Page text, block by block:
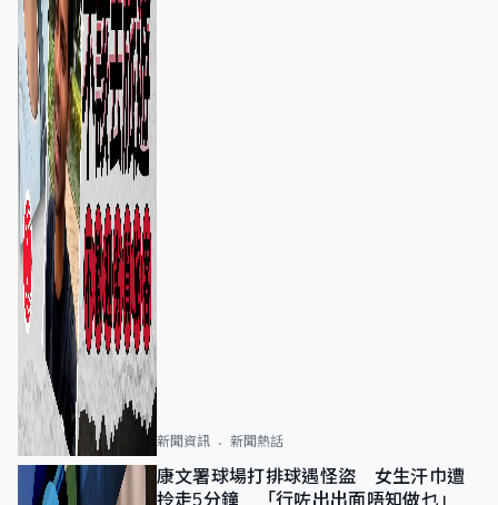
新聞資訊 新聞熱話
康文署球場打排球遇怪盜 女生汗巾遭
拎走5分鐘 「行咗出出面唔知做乜」